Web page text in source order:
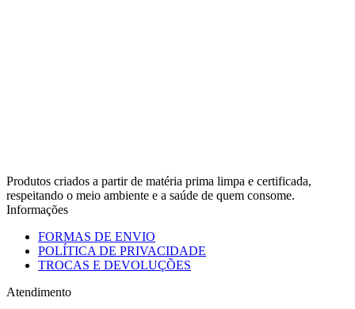
Produtos criados a partir de matéria prima limpa e certificada,
respeitando o meio ambiente e a saúde de quem consome.
Informações
FORMAS DE ENVIO
POLÍTICA DE PRIVACIDADE
TROCAS E DEVOLUÇÕES
Atendimento